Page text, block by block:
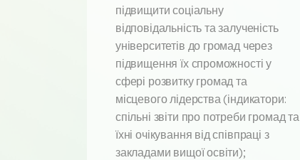
підвищити соціальну
відповідальність та залученість
університетів до громад через
підвищення їх спроможності у
сфері розвитку громад та
місцевого лідерства (індикатори:
спільні звіти про потреби громад та
їхні очікування від співпраці з
закладами вищої освіти);